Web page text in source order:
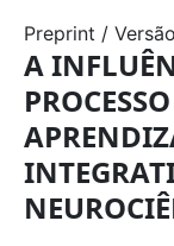
Preprint /
A